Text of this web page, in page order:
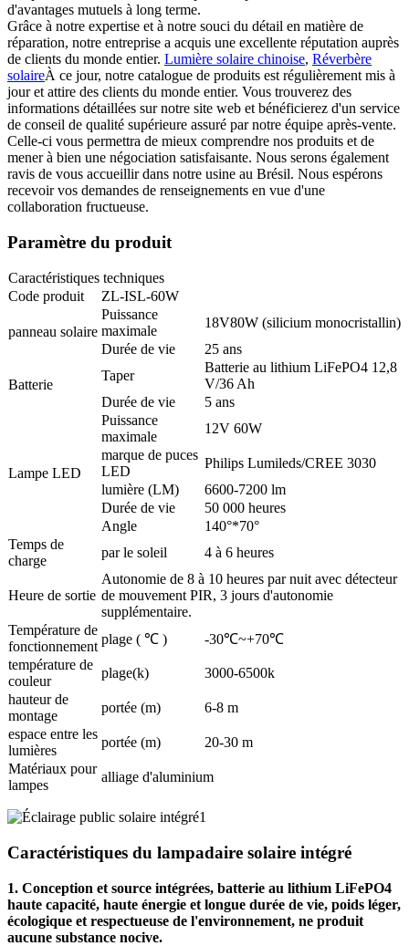
d'avantages mutuels à long terme.
Grâce à notre expertise et à notre souci du détail en matière de
réparation, notre entreprise a acquis une excellente réputation auprès
de clients du monde entier. Lumière solaire chinoise, Réverbère
solaireÀ ce jour, notre catalogue de produits est régulièrement mis à
jour et attire des clients du monde entier. Vous trouverez des
informations détaillées sur notre site web et bénéficierez d'un service
de conseil de qualité supérieure assuré par notre équipe après-vente.
Celle-ci vous permettra de mieux comprendre nos produits et de
mener à bien une négociation satisfaisante. Nous serons également
ravis de vous accueillir dans notre usine au Brésil. Nous espérons
recevoir vos demandes de renseignements en vue d'une
collaboration fructueuse.
Paramètre du produit
Caractéristiques techniques
Code produit
ZL-ISL-60W
panneau solaire
Puissance
maximale
18V80W (silicium monocristallin)
Durée de vie
25 ans
Batterie
Taper
Batterie au lithium LiFePO4 12,8
V/36 Ah
Durée de vie
5 ans
Lampe LED
Puissance
maximale
12V 60W
marque de puces
LED
Philips Lumileds/CREE 3030
lumière (LM)
6600-7200 lm
Durée de vie
50 000 heures
Angle
140°*70°
Temps de
charge
par le soleil 4 à 6 heures
Heure de sortie
Autonomie de 8 à 10 heures par nuit avec détecteur
de mouvement PIR, 3 jours d'autonomie
supplémentaire.
Température de
fonctionnement plage ( ℃ )
-30℃~+70℃
température de
couleur
plage(k)
3000-6500k
hauteur de
montage
portée (m)
6-8 m
espace entre les
lumières
portée (m)
20-30 m
Matériaux pour
lampes
alliage d'aluminium
Caractéristiques du lampadaire solaire intégré
1. Conception et source intégrées, batterie au lithium LiFePO4
haute capacité, haute énergie et longue durée de vie, poids léger,
écologique et respectueuse de l'environnement, ne produit
aucune substance nocive.